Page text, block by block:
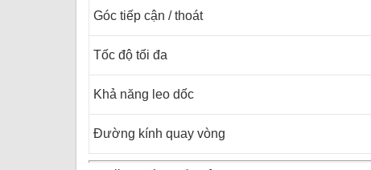
Góc tiếp cận / thoát
Tốc độ tối đa
Khả năng leo dốc
Đường kính quay vòng